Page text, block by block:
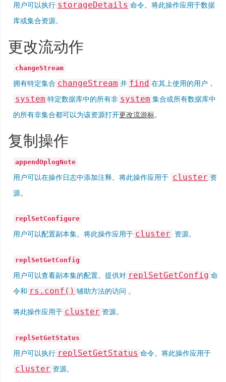
用户可以执行 storageDetails 命令。将此操作应用于数据
库或集合资源。
更改流动作
changeStream
拥有特定集合 changeStream 并 find 在其上使用的用户，
system 特定数据库中的所有非 system 集合或所有数据库中
的所有非集合都可以为该资源打开更改流游标。
复制操作
appendOplogNote
用户可以在操作日志中添加注释。将此操作应用于 cluster 资
源。
replSetConfigure
用户可以配置副本集。将此操作应用于 cluster 资源。
replSetGetConfig
用户可以查看副本集的配置。提供对 replSetGetConfig 命
令和 rs.conf() 辅助方法的访问 。
将此操作应用于 cluster 资源。
replSetGetStatus
用户可以执行 replSetGetStatus 命令。将此操作应用于
cluster 资源。